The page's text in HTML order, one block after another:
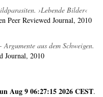
›Lebende Bilder‹
Peer Reviewed Journal, 2010
aus dem Schweigen.
Journal, 2010
Aug 9 06:27:15 2026 CEST.